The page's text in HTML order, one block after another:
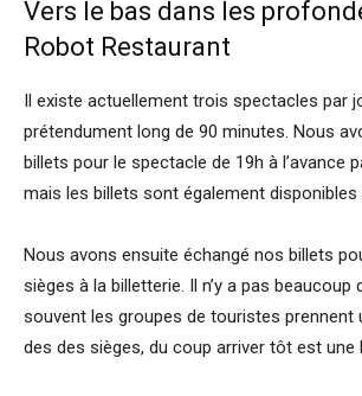
Vers le bas dans les
Robot Restaurant
Il existe actuellement trois spectacles par
prétendument long de 90 minutes. Nous
billets pour le spectacle de 19h à l’avance
mais les billets sont également disponibles
Nous avons ensuite échangé nos billets
sièges à la billetterie. Il n’y a pas beaucoup
souvent les groupes de touristes prennent
des des sièges, du coup arriver tôt est une